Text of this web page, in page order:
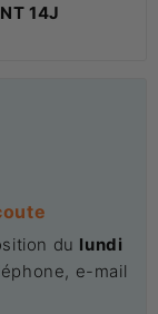
14J
du lundi
e-mail